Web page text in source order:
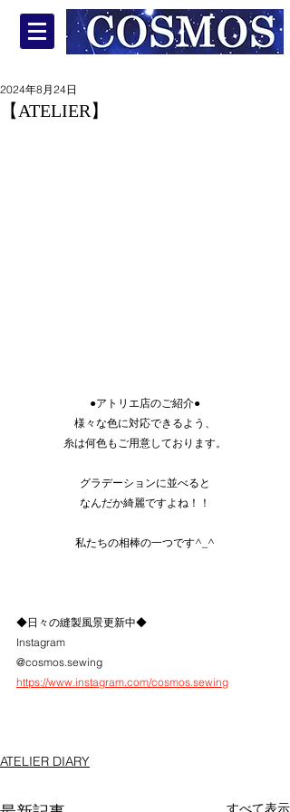
【ATELIER】
2024年8月24日
●アトリエ店のご紹介●
様々な色に対応できるよう、
糸は何色もご用意しております。
グラデーションに並べると
なんだか綺麗ですよね！！
私たちの相棒の一つです^_^
◆日々の縫製風景更新中◆
Instagram
@cosmos.sewing
https://www.instagram.com/cosmos.sewing
ATELIER DIARY
すべて表示